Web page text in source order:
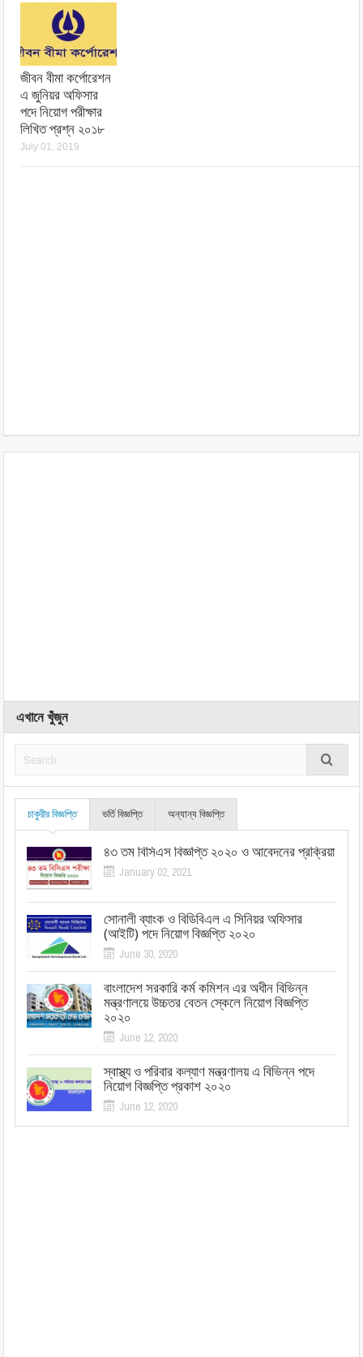
জীবন বীমা কর্পোরেশন
এ জুনিয়র অফিসার
পদে নিয়োগ পরীক্ষার
লিখিত প্রশ্ন ২০১৮
July 01, 2019
এখানে খুঁজুন
চাকুরীর বিজ্ঞপ্তি ভর্তি বিজ্ঞপ্তি অন্যান্য বিজ্ঞপ্তি
৪৩ তম বিসিএস বিজ্ঞপ্তি ২০২০ ও আবেদনের প্রক্রিয়া
January 02, 2021
সোনালী ব্যাংক ও বিডিবিএল এ সিনিয়র অফিসার
(আইটি) পদে নিয়োগ বিজ্ঞপ্তি ২০২০
June 30, 2020
বাংলাদেশ সরকারি কর্ম কমিশন এর অধীন বিভিন্ন
মন্ত্রণালয়ে উচ্চতর বেতন স্কেলে নিয়োগ বিজ্ঞপ্তি
২০২০
June 12, 2020
স্বাস্থ্য ও পরিবার কল্যাণ মন্ত্রণালয় এ বিভিন্ন পদে
নিয়োগ বিজ্ঞপ্তি প্রকাশ ২০২০
June 12, 2020